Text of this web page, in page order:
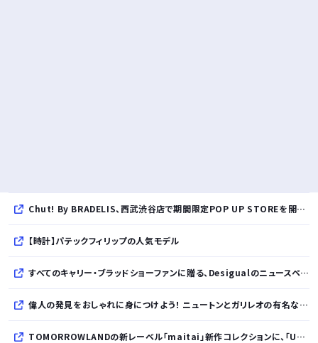
Chut! By BRADELIS、西武渋谷店で期間限定POP UP STOREを開催！全商品展開＆新作10%OFFの特別な6日間
【時計】パテックフィリップの人気モデル
すべてのキャリー・ブラッドショーファンに贈る、Desigualのニュースペーパープリントコレクション
偉人の発見をおしゃれに身につけよう！ ニュートンとガリレオの有名な発見をモチーフにした、クールタッチTシャツ＆トートバッグが発売されました【QurioStore】
TOMORROWLANDの新レーベル「maitai」新作コレクションに、「UNDYED」の素材が採用